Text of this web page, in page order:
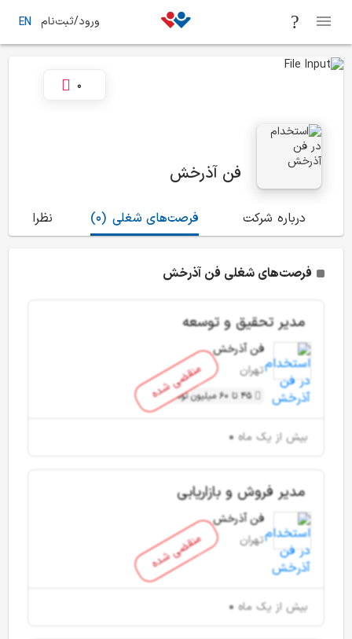
ورود/ثبت‌نام EN
فن آذرخش
0
درباره شرکت (0) فرصت‌های شغلی نظرات
فرصت‌های شغلی فن آذرخش
منقضی شده
مدیر تحقیق و توسعه
فن آذرخش
تهران
45 تا 60 میلیون تومان
بیش از یک ماه
منقضی شده
مدیر فروش و بازاریابی
فن آذرخش
تهران
بیش از یک ماه